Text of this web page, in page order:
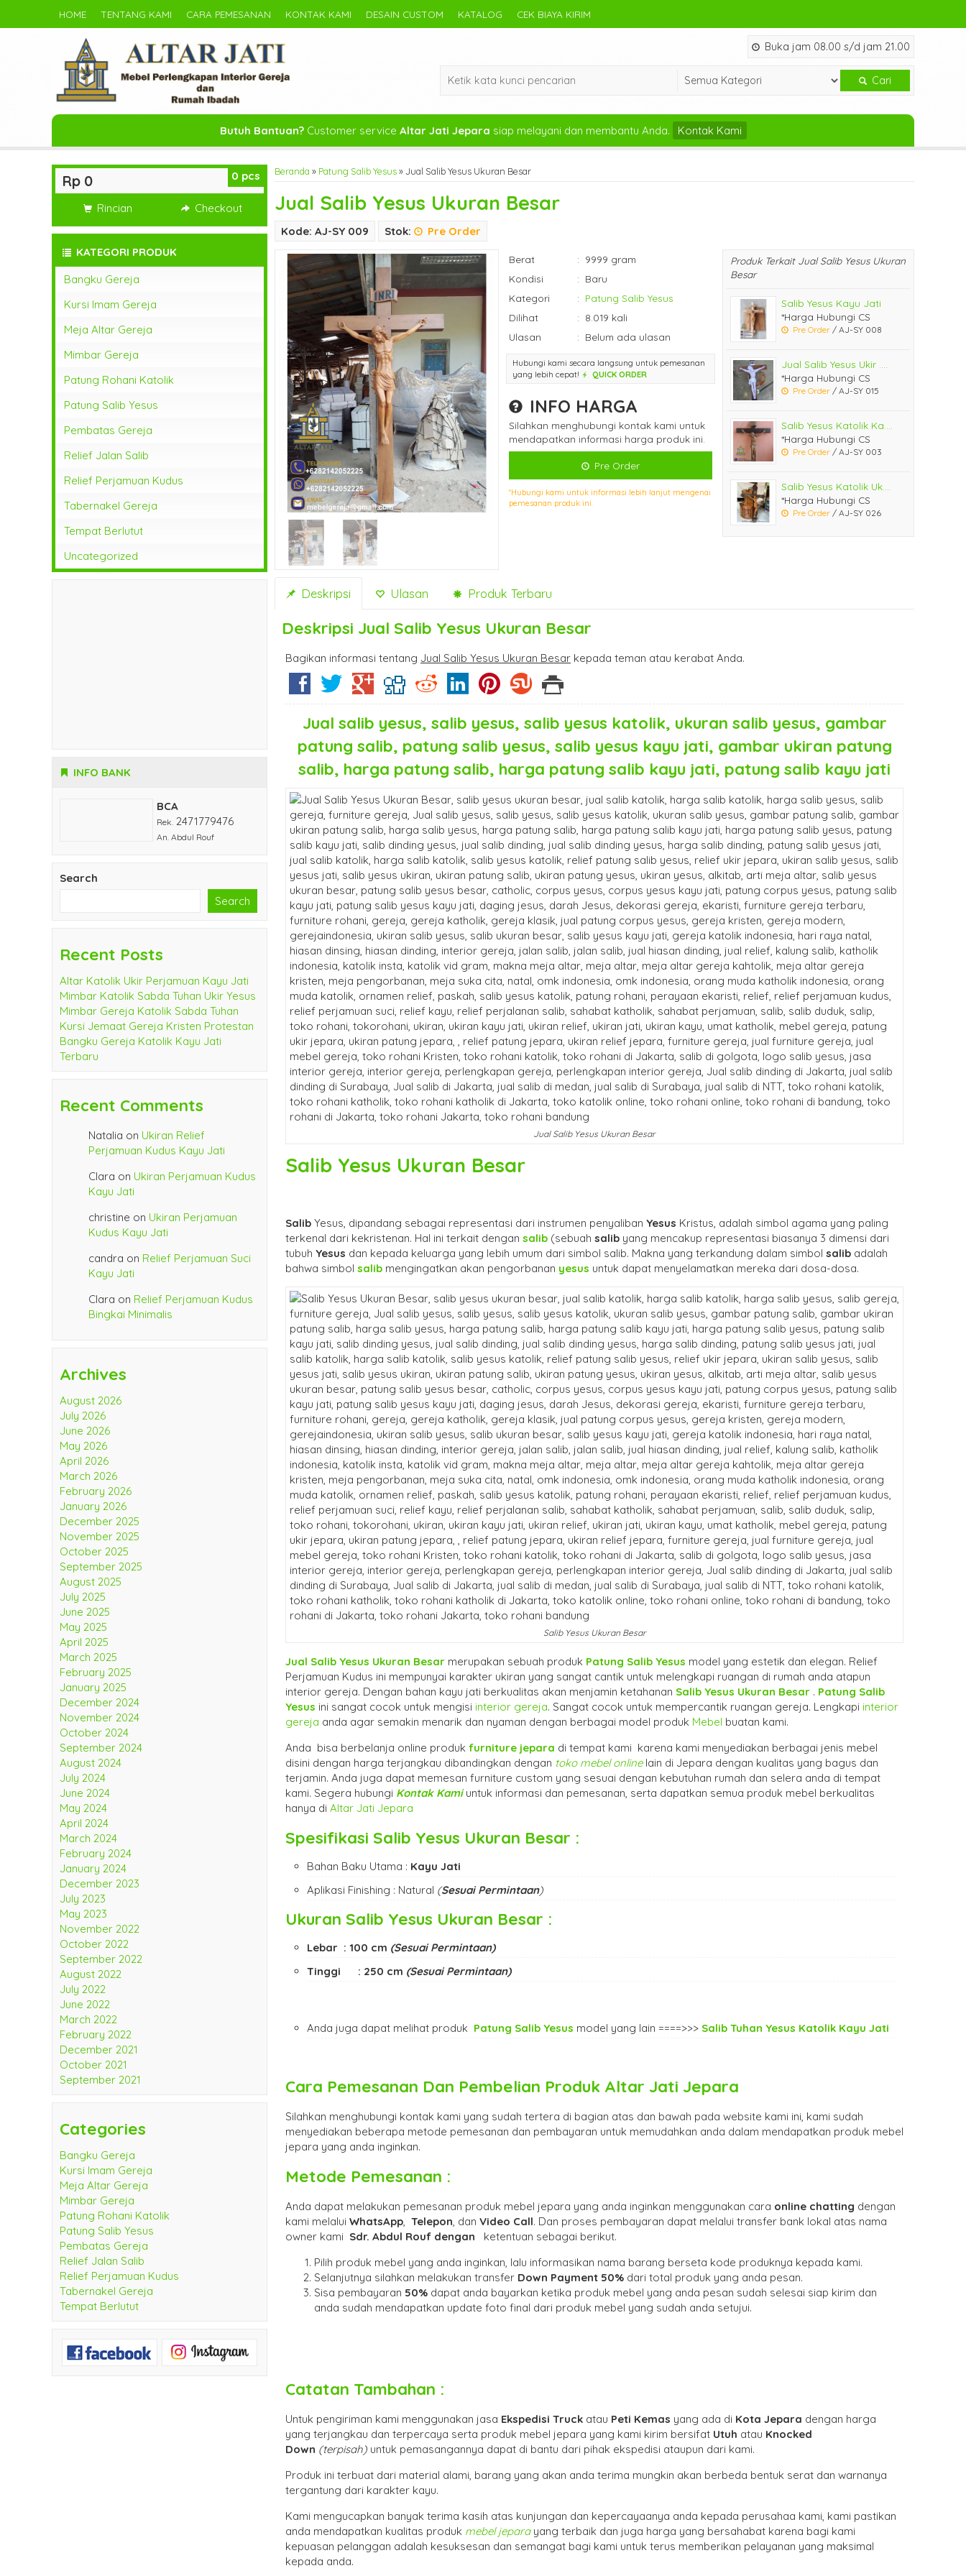
HOME TENTANG KAMI CARA PEMESANAN KONTAK KAMI DESAIN CUSTOM KATALOG CEK BIAYA KIRIM
Buka jam 08.00 s/d jam 21.00
Cari
Butuh Bantuan?Customer service Altar Jati Jepara siap melayani dan membantu Anda. Kontak Kami
Beranda » Patung Salib Yesus»Jual Salib Yesus Ukuran Besar
Jual Salib Yesus Ukuran Besar
Kode: AJ-SY 009 Stok: Pre Order
Berat : 9999 gram
Kondisi
: Baru
Kategori
: Patung Salib Yesus
Dilihat
: 8.019 kali
Ulasan
: Belum ada ulasan
Hubungi kami secara langsung untuk pemesanan
yang lebih cepat!
QUICK ORDER
INFO HARGA
Silahkan menghubungi kontak kami untuk
mendapatkan informasi harga produk ini.
Pre Order
*Hubungi kami untuk informasi lebih lanjut mengenai
pemesanan produk ini.
Produk Terkait Jual Salib Yesus Ukuran
Besar
Salib Yesus Kayu Jati
*Harga Hubungi CS
Pre Order / AJ-SY 008
Jual Salib Yesus Ukir ....
*Harga Hubungi CS
Pre Order / AJ-SY 015
Salib Yesus Katolik Ka....
*Harga Hubungi CS
Pre Order / AJ-SY 003
Salib Yesus Katolik Uk....
*Harga Hubungi CS
Pre Order / AJ-SY 026
Deskripsi Ulasan Produk Terbaru
Deskripsi Jual Salib Yesus Ukuran Besar
Bagikan informasi tentang Jual Salib Yesus Ukuran Besar kepada teman atau kerabat Anda.
Jual salib yesus, salib yesus, salib yesus katolik, ukuran salib yesus, gambar
patung salib, patung salib yesus, salib yesus kayu jati, gambar ukiran patung
salib, harga patung salib, harga patung salib kayu jati, patung salib kayu jati
Jual Salib Yesus Ukuran Besar
Salib Yesus Ukuran Besar
Salib Yesus, dipandang sebagai representasi dari instrumen penyaliban Yesus Kristus, adalah simbol agama yang paling
terkenal dari kekristenan. Hal ini terkait dengan salib (sebuah salib yang mencakup representasi biasanya 3 dimensi dari
tubuh Yesus dan kepada keluarga yang lebih umum dari simbol salib. Makna yang terkandung dalam simbol salib adalah
bahwa simbol salib mengingatkan akan pengorbanan yesus untuk dapat menyelamatkan mereka dari dosa-dosa.
Salib Yesus Ukuran Besar
Jual Salib Yesus Ukuran Besar merupakan sebuah produk Patung Salib Yesus model yang estetik dan elegan. Relief
Perjamuan Kudus ini mempunyai karakter ukiran yang sangat cantik untuk melengkapi ruangan di rumah anda atapun
interior gereja. Dengan bahan kayu jati berkualitas akan menjamin ketahanan Salib Yesus Ukuran Besar . Patung Salib
Yesus ini sangat cocok untuk mengisi interior gereja. Sangat cocok untuk mempercantik ruangan gereja. Lengkapi interior
gereja anda agar semakin menarik dan nyaman dengan berbagai model produk Mebel buatan kami.
Anda bisa berbelanja online produk furniture jepara di tempat kami karena kami menyediakan berbagai jenis mebel
disini dengan harga terjangkau dibandingkan dengan toko mebel online lain di Jepara dengan kualitas yang bagus dan
terjamin. Anda juga dapat memesan furniture custom yang sesuai dengan kebutuhan rumah dan selera anda di tempat
kami. Segera hubungi Kontak Kamiuntuk informasi dan pemesanan, serta dapatkan semua produk mebel berkualitas
hanya di Altar Jati Jepara
Spesifikasi Salib Yesus Ukuran Besar :
Bahan Baku Utama : Kayu Jati
Aplikasi Finishing : Natural (Sesuai Permintaan)
Ukuran Salib Yesus Ukuran Besar :
Lebar : 100 cm (Sesuai Permintaan)
Tinggi : 250 cm (Sesuai Permintaan)
Anda juga dapat melihat produk Patung Salib Yesus model yang lain ====>>> Salib Tuhan Yesus Katolik Kayu Jati
Cara Pemesanan Dan Pembelian Produk Altar Jati Jepara
Silahkan menghubungi kontak kami yang sudah tertera di bagian atas dan bawah pada website kami ini, kami sudah
menyediakan beberapa metode pemesanan dan pembayaran untuk memudahkan anda dalam mendapatkan produk mebel
jepara yang anda inginkan.
Metode Pemesanan :
Anda dapat melakukan pemesanan produk mebel jepara yang anda inginkan menggunakan cara online chatting dengan
kami melalui WhatsApp Telepon , dan Video Call. Dan proses pembayaran dapat melalui transfer bank lokal atas nama
owner kami Sdr. Abdul Rouf dengan ketentuan sebagai berikut.
Pilih produk mebel yang anda inginkan, lalu informasikan nama barang berseta kode produknya kepada kami.
Selanjutnya silahkan melakukan transfer Down Payment 50% dari total produk yang anda pesan.
Sisa pembayaran 50% dapat anda bayarkan ketika produk mebel yang anda pesan sudah selesai siap kirim dan
anda sudah mendapatkan update foto final dari produk mebel yang sudah anda setujui.
Catatan Tambahan :
Untuk pengiriman kami menggunakan jasa Ekspedisi Truck atau Peti Kemas yang ada di Kota Jepara dengan harga
yang terjangkau dan terpercaya serta produk mebel jepara yang kami kirim bersifat Utuh atau Knocked
Down (terpisah) untuk pemasangannya dapat di bantu dari pihak ekspedisi ataupun dari kami.
Produk ini terbuat dari material alami, barang yang akan anda terima mungkin akan berbeda bentuk serat dan warnanya
tergantung dari karakter kayu.
Kami mengucapkan banyak terima kasih atas kunjungan dan kepercayaanya anda kepada perusahaa kami, kami pastikan
anda mendapatkan kualitas produk mebel jeparayang terbaik dan juga harga yang bersahabat karena bagi kami
kepuasan pelanggan adalah kesuksesan dan semangat bagi kami untuk terus memberikan pelayanan yang maksimal
kepada anda.
0 pcs
Rp 0
Rincian Checkout
KATEGORI PRODUK
Bangku Gereja
Kursi Imam Gereja
Meja Altar Gereja
Mimbar Gereja
Patung Rohani Katolik
Patung Salib Yesus
Pembatas Gereja
Relief Jalan Salib
Relief Perjamuan Kudus
Tabernakel Gereja
Tempat Berlutut
Uncategorized
INFO BANK
BCA
Rek. 2471779476
An. Abdul Rouf
Search
Search
Recent Posts
Altar Katolik Ukir Perjamuan Kayu Jati
Mimbar Katolik Sabda Tuhan Ukir Yesus
Mimbar Gereja Katolik Sabda Tuhan
Kursi Jemaat Gereja Kristen Protestan
Bangku Gereja Katolik Kayu Jati
Terbaru
Recent Comments
Natalia on Ukiran Relief
Perjamuan Kudus Kayu Jati
Clara on Ukiran Perjamuan Kudus
Kayu Jati
christine on Ukiran Perjamuan
Kudus Kayu Jati
candra on Relief Perjamuan Suci
Kayu Jati
Clara on Relief Perjamuan Kudus
Bingkai Minimalis
Archives
August 2026
July 2026
June 2026
May 2026
April 2026
March 2026
February 2026
January 2026
December 2025
November 2025
October 2025
September 2025
August 2025
July 2025
June 2025
May 2025
April 2025
March 2025
February 2025
January 2025
December 2024
November 2024
October 2024
September 2024
August 2024
July 2024
June 2024
May 2024
April 2024
March 2024
February 2024
January 2024
December 2023
July 2023
May 2023
November 2022
October 2022
September 2022
August 2022
July 2022
June 2022
March 2022
February 2022
December 2021
October 2021
September 2021
Categories
Bangku Gereja
Kursi Imam Gereja
Meja Altar Gereja
Mimbar Gereja
Patung Rohani Katolik
Patung Salib Yesus
Pembatas Gereja
Relief Jalan Salib
Relief Perjamuan Kudus
Tabernakel Gereja
Tempat Berlutut